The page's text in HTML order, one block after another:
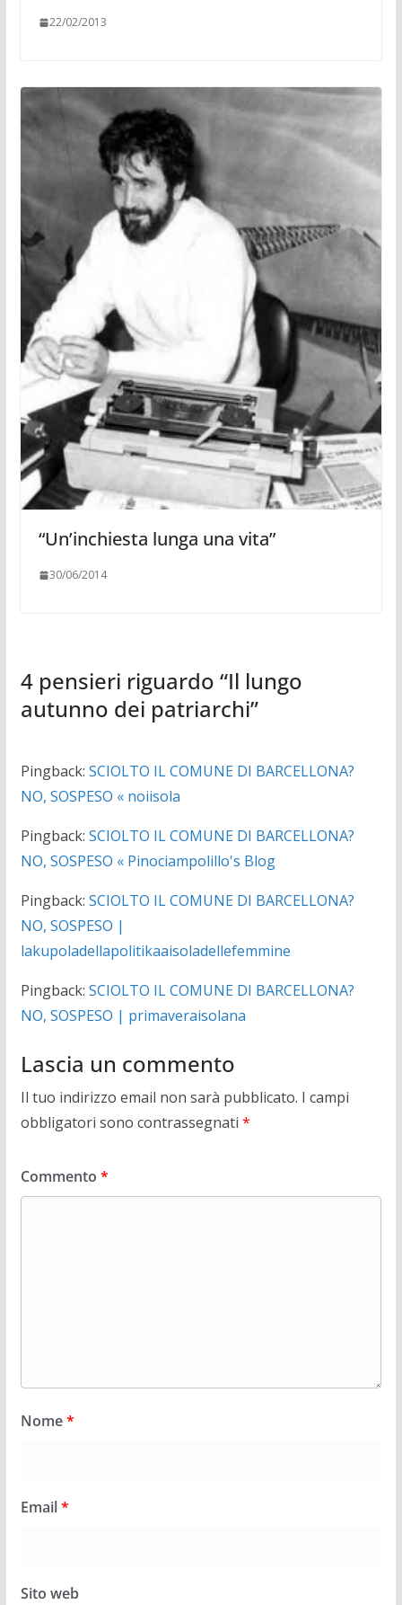
22/02/2013
“Un’inchie­sta lunga una vita”
30/06/2014
4 pensieri riguardo “Il lungo
autunno dei patriarchi”
Pingback: SCIOLTO IL COMUNE DI BARCELLONA?
NO, SOSPESO « noiisola
Pingback: SCIOLTO IL COMUNE DI BARCELLONA?
NO, SOSPESO « Pinociampolillo's Blog
Pingback: SCIOLTO IL COMUNE DI BARCELLONA?
NO, SOSPESO |
lakupoladellapolitikaaisoladellefemmine
Pingback: SCIOLTO IL COMUNE DI BARCELLONA?
NO, SOSPESO | primaveraisolana
Lascia un commento
Il tuo indirizzo email non sarà pubblicato. I campi
obbligatori sono contrassegnati *
Commento *
Nome*
Email*
Sito web